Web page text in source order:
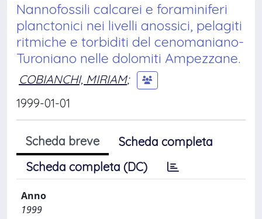
Nannofossili calcarei e foraminiferi
planctonici nei livelli anossici, pelagiti
ritmiche e torbiditi del cenomaniano-
Turoniano nelle dolomiti Ampezzane.
COBIANCHI, MIRIAM;
1999-01-01
Scheda breve
Scheda completa
Scheda completa (DC)
Anno
1999